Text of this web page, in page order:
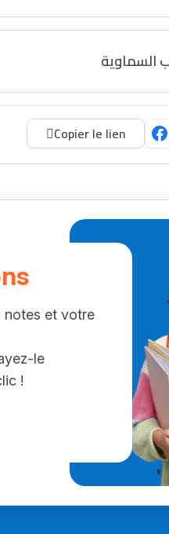
السماوية
Copier le lien
notes et votre
le
!